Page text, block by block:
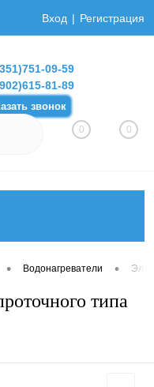
Вход Регистрация
09-59
81-89
звонок
0 0
• Водонагреватели •
типа